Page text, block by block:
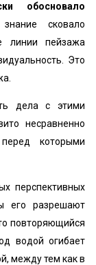
обосновало
знание сковало
линии пейзажа
Это
дела с этими
несравненно
которыми
перспективных
его разрешают
повторяющийся
водой огибает
между тем как в